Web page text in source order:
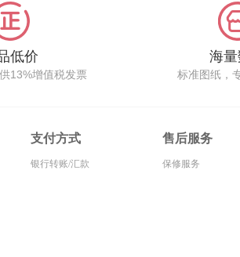
低价
13%增值税发票
海
标准图纸，
支付方式
银行转账/汇款
售后服务
保修服务